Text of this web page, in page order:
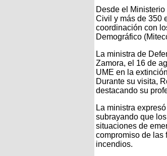
Desde el
Civil y más de 350
coordinación con
Demográfico
La ministra de
Zamora, el 16 de
UME en la
Durante su visita,
destacando su
La ministra
subrayando que
situaciones de
compromiso de las
incendios.